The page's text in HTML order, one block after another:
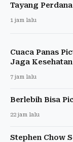
Tayang
1 jam lalu
Cuaca Panas
Jaga Kesehatan
7 jam lalu
Berlebih Bisa
22 jam lalu
Stephen Chow